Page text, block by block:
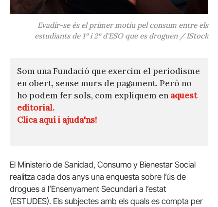
Evadir-se és el primer motiu pel consum entre els
estudiants de 1º i 2º d'ESO que es droguen / IStock
Som una Fundació que exercim el periodisme
en obert, sense murs de pagament. Però no
ho podem fer sols, com expliquem en aquest
editorial.
Clica aquí i ajuda'ns!
El Ministerio de Sanidad, Consumo y Bienestar Social
realitza cada dos anys una enquesta sobre l’ús de
drogues a l’Ensenyament Secundari a l’estat
(ESTUDES). Els subjectes amb els quals es compta per